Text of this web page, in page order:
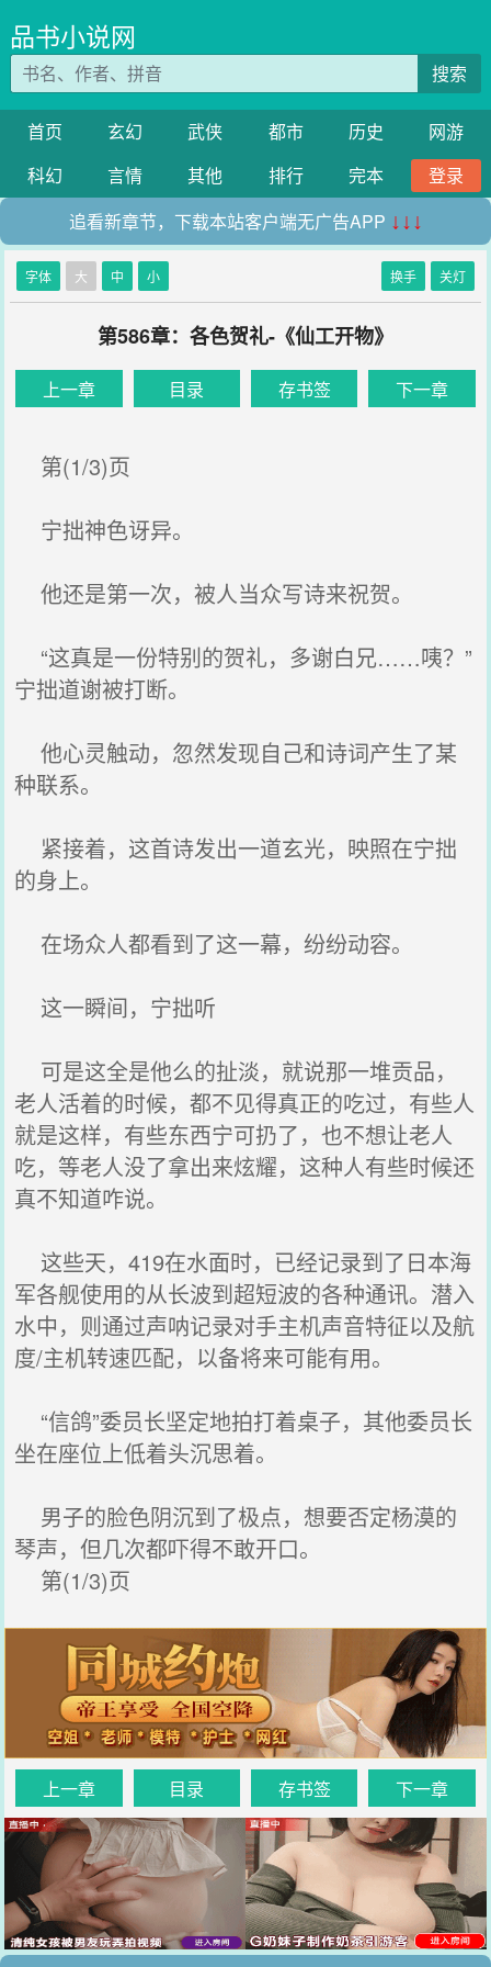
品书小说网
搜索
首页 玄幻 武侠 都市 历史
网游
科幻
言情 其他 排行 完本
登录
追看新章节，下载本站客户端无广告APP ↓↓↓
字体 大 中 小 换手 关灯
第586章：各色贺礼-《仙工开物》
上一章 目录 存书签 下一章
第(1/3)页
宁拙神色讶异。
他还是第一次，被人当众写诗来祝贺。
“这真是一份特别的贺礼，多谢白兄……咦？”
宁拙道谢被打断。
他心灵触动，忽然发现自己和诗词产生了某
种联系。
紧接着，这首诗发出一道玄光，映照在宁拙
的身上。
在场众人都看到了这一幕，纷纷动容。
这一瞬间，宁拙听
可是这全是他么的扯淡，就说那一堆贡品，
老人活着的时候，都不见得真正的吃过，有些人
就是这样，有些东西宁可扔了，也不想让老人
吃，等老人没了拿出来炫耀，这种人有些时候还
真不知道咋说。
这些天，419在水面时，已经记录到了日本海
军各舰使用的从长波到超短波的各种通讯。潜入
水中，则通过声呐记录对手主机声音特征以及航
度/主机转速匹配，以备将来可能有用。
“信鸽”委员长坚定地拍打着桌子，其他委员长
坐在座位上低着头沉思着。
男子的脸色阴沉到了极点，想要否定杨漠的
琴声，但几次都吓得不敢开口。
第(1/3)页
上一章 目录 存书签 下一章